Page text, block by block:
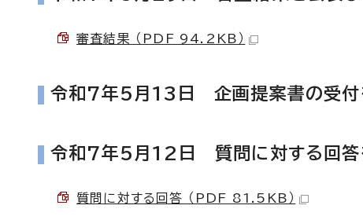
審査結果 （PDF 94.2KB）
令和7年5月13日 企画提案書の受付
令和7年5月12日 質問に対する回答
質問に対する回答 （PDF 81.5KB）